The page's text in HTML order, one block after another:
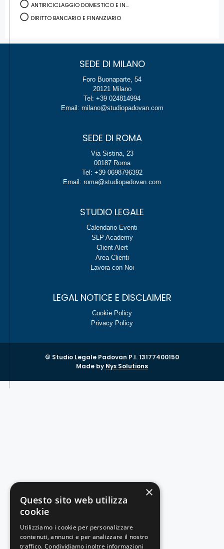
ANTIRICICLAGGIO DOMESTICO E IN...
DIRITTO BANCARIO E FINANZIARIO
SEDE DI MILANO
Foro Buonaparte, 54
20121 Milano
Tel: +39 024814994
Email: milano@studiopadovan.com
SEDE DI ROMA
Via Sistina, 23
00187 Roma
Tel: +39 0698796392
Email: roma@studiopadovan.com
STUDIO LEGALE
Calendario Eventi
SLP Academy
Client Alert
Area Clienti
Lavora con Noi
LEGAL NOTICE E DISCLAIMER
Cookie Policy
Privacy Policy
© Studio Legale Padovan P.I. 13177400150
Made by Nyx Solutions
×
Questo sito web utilizza
cookie
Utilizziamo i cookie per personalizzare
contenuti, annunci e per analizzare il nostro
traffico. Condividiamo inoltre informazioni